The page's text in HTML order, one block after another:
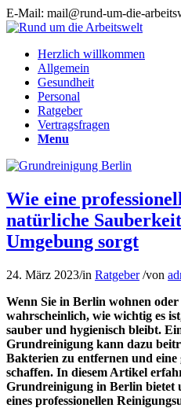
E-Mail: mail@rund-um-die-
Herzlich willkommen
Allgemein
Gesundheit
Personal
Ratgeber
Vertragsfragen
Menu
Wie eine
natürliche
Umgebung sorgt
24. März 2023/in Ratgeber /von
Wenn Sie in Berlin wohnen oder
wahrscheinlich, wie wichtig es
sauber und hygienisch bleibt.
Grundreinigung kann dazu
Bakterien zu entfernen und eine
schaffen. In diesem Artikel
Grundreinigung in Berlin bietet
eines professionellen